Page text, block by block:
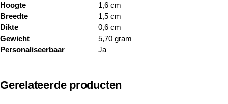
Hoogte
1,6 cm
Breedte
1,5 cm
Dikte
0,6 cm
Gewicht
5,70 gram
Personaliseerbaar
Ja
Gerelateerde producten